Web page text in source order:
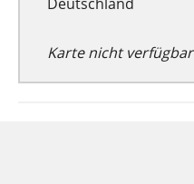
Karte nicht verfügbar